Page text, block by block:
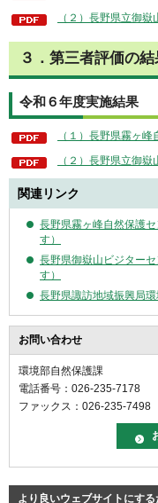
（２）長野県立御
３．第三者評価の
令和６年度実施結果
（１）長野県霧ヶ
（２）長野県立御
関連リンク
長野県霧ヶ峰自然保護
す）
長野県御嶽山ビジター
す）
長野県諏訪地域振興局
お問い合わせ
環境部自然保護課
電話番号：026-235-7178
ファックス：026-235-7498
より良いウェブサイトにす